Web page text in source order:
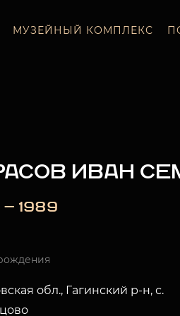
МУЗЕЙНЫЙ КОМПЛЕКС
ИВАН
— 1989
обл., Гагинский р-н, с.